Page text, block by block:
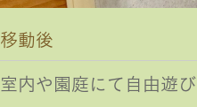
移動後
室内や園庭にて自由遊び